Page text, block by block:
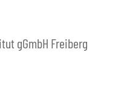
gGmbH Freiberg